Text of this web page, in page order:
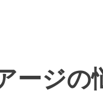
ージの